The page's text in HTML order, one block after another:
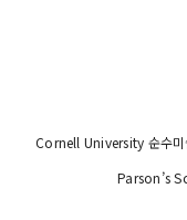
Cornell University 순수
Parson’s